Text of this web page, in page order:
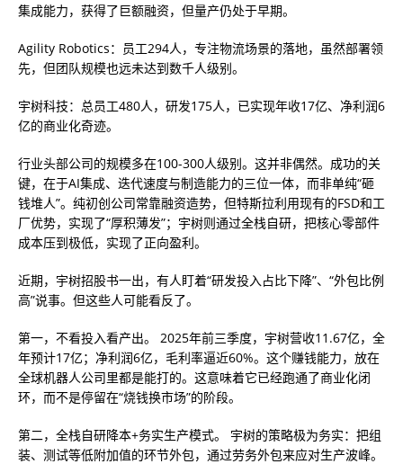
集成能力，获得了巨额融资，但量产仍处于早期。
Agility Robotics：员工294人，专注物流场景的落地，虽然部署领
先，但团队规模也远未达到数千人级别。
宇树科技：总员工480人，研发175人，已实现年收17亿、净利润6
亿的商业化奇迹。
行业头部公司的规模多在100-300人级别。这并非偶然。成功的关
键，在于AI集成、迭代速度与制造能力的三位一体，而非单纯“砸
钱堆人”。纯初创公司常靠融资造势，但特斯拉利用现有的FSD和工
厂优势，实现了“厚积薄发”；宇树则通过全栈自研，把核心零部件
成本压到极低，实现了正向盈利。
近期，宇树招股书一出，有人盯着“研发投入占比下降”、“外包比例
高”说事。但这些人可能看反了。
第一，不看投入看产出。 2025年前三季度，宇树营收11.67亿，全
年预计17亿；净利润6亿，毛利率逼近60%。这个赚钱能力，放在
全球机器人公司里都是能打的。这意味着它已经跑通了商业化闭
环，而不是停留在“烧钱换市场”的阶段。
第二，全栈自研降本+务实生产模式。 宇树的策略极为务实：把组
装、测试等低附加值的环节外包，通过劳务外包来应对生产波峰。